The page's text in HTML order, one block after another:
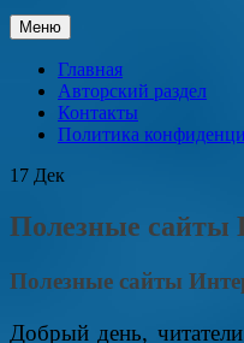
Меню Перейти
к
содержанию
Главная
Авторский раздел
Контакты
Политика
17 Дек
Полезные сайты
Полезные сайты
Добрый день,